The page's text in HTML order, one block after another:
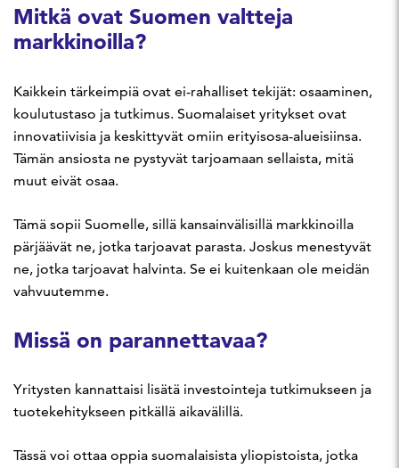
Mitkä ovat Suomen valtteja
markkinoilla?
Kaikkein tärkeimpiä ovat ei-rahalliset tekijät: osaaminen,
koulutustaso ja tutkimus. Suomalaiset yritykset ovat
innovatiivisia ja keskittyvät omiin erityisosa-alueisiinsa.
Tämän ansiosta ne pystyvät tarjoamaan sellaista, mitä
muut eivät osaa.
Tämä sopii Suomelle, sillä kansainvälisillä markkinoilla
pärjäävät ne, jotka tarjoavat parasta. Joskus menestyvät
ne, jotka tarjoavat halvinta. Se ei kuitenkaan ole meidän
vahvuutemme.
Missä on parannettavaa?
Yritysten kannattaisi lisätä investointeja tutkimukseen ja
tuotekehitykseen pitkällä aikavälillä.
Tässä voi ottaa oppia suomalaisista yliopistoista, jotka